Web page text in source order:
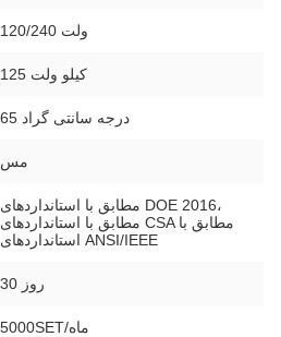
120/240 ولت
125 کیلو ولت
65 درجه سانتی گراد
مس
مطابق با استانداردهای DOE 2016،
مطابق با استانداردهای CSA مطابق با
استانداردهای ANSI/IEEE
30 روز
5000SET/ماه